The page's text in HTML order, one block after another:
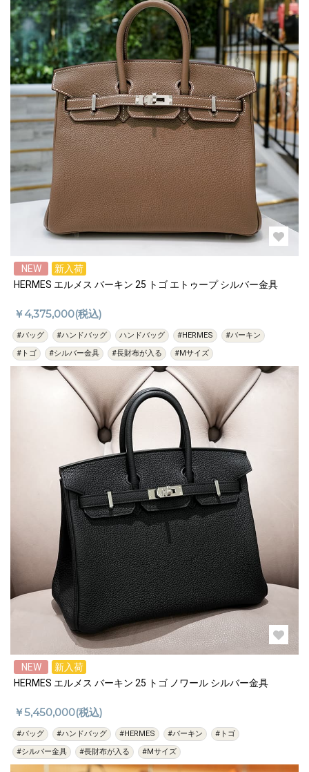
NEW
新入荷
HERMES エルメス バーキン 25 トゴ エトゥープ シルバー金具
￥4,375,000(税込)
#バッグ #ハンドバッグ ハンドバッグ #HERMES
#バーキン
#トゴ
#シルバー金具 #長財布が入る #Mサイズ
NEW
新入荷
HERMES エルメス バーキン 25 トゴ ノワール シルバー金具
￥5,450,000(税込)
#バッグ #ハンドバッグ #HERMES #バーキン
#トゴ
#シルバー金具
#長財布が入る #Mサイズ